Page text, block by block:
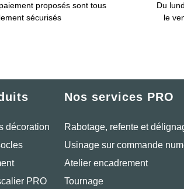
proposés sont tous
sécurisés
Du
le
décoration
PRO
Nos services PRO
Rabotage, refente et
Usinage sur commande
Atelier encadrement
Tournage